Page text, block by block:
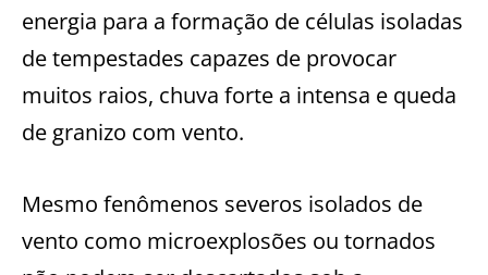
energia para a formação de células isoladas
de tempestades capazes de provocar
muitos raios, chuva forte a intensa e queda
de granizo com vento.
Mesmo fenômenos severos isolados de
vento como microexplosões ou tornados